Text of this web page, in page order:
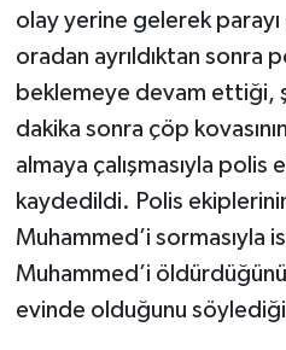
olay yerine gelerek parayı
oradan ayrıldıktan sonra
beklemeye devam ettiği,
dakika sonra çöp
almaya çalışmasıyla polis
kaydedildi. Polis
Muhammed’i sormasıyla
Muhammed’i
evinde olduğunu söylediği